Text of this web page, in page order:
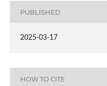
PUBLISHED
2025-03-17
HOW TO CITE